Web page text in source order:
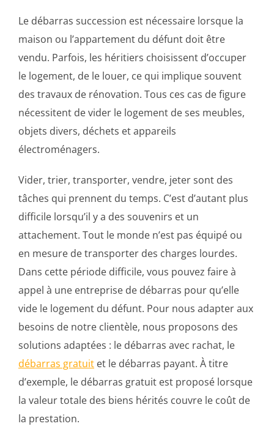
Le débarras succession est nécessaire lorsque la
maison ou l’appartement du défunt doit être
vendu. Parfois, les héritiers choisissent d’occuper
le logement, de le louer, ce qui implique souvent
des travaux de rénovation. Tous ces cas de figure
nécessitent de vider le logement de ses meubles,
objets divers, déchets et appareils
électroménagers.
Vider, trier, transporter, vendre, jeter sont des
tâches qui prennent du temps. C’est d’autant plus
difficile lorsqu’il y a des souvenirs et un
attachement. Tout le monde n’est pas équipé ou
en mesure de transporter des charges lourdes.
Dans cette période difficile, vous pouvez faire à
appel à une entreprise de débarras pour qu’elle
vide le logement du défunt. Pour nous adapter aux
besoins de notre clientèle, nous proposons des
solutions adaptées : le débarras avec rachat, le
débarras gratuit et le débarras payant. À titre
d’exemple, le débarras gratuit est proposé lorsque
la valeur totale des biens hérités couvre le coût de
la prestation.